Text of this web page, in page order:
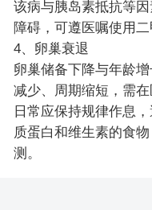
该病与胰岛素抵抗等
障碍，可遵医嘱使用
4、卵巢衰退
卵巢储备下降与年龄
减少、周期缩短，需在
日常应保持规律作息
质蛋白和维生素的食
测。